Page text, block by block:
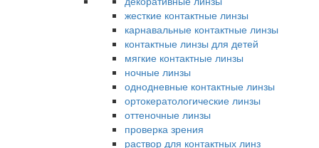
жесткие контактные линзы
карнавальные контактные линзы
контактные линзы для детей
мягкие контактные линзы
ночные линзы
однодневные контактные линзы
ортокератологические линзы
оттеночные линзы
проверка зрения
раствор для контактных линз